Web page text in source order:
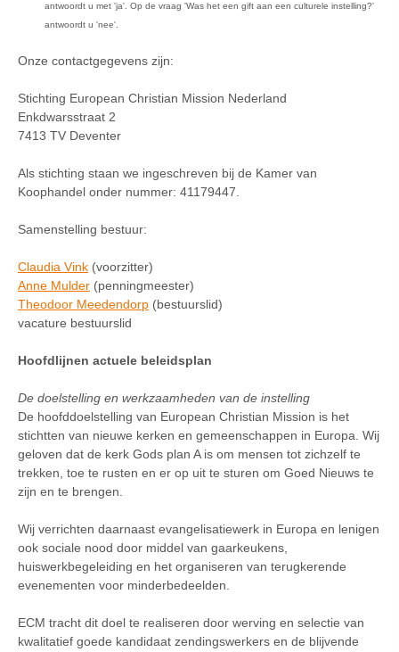
antwoordt u met 'ja'. Op de vraag 'Was het een gift aan een culturele instelling?'
antwoordt u 'nee'.
Onze contactgegevens zijn:
Stichting European Christian Mission Nederland
Enkdwarsstraat 2
7413 TV Deventer
Als stichting staan we ingeschreven bij de Kamer van
Koophandel onder nummer: 41179447.
Samenstelling bestuur:
Claudia Vink (voorzitter)
Anne Mulder (penningmeester)
Theodoor Meedendorp (bestuurslid)
vacature bestuurslid
Hoofdlijnen actuele beleidsplan
De doelstelling en werkzaamheden van de instelling
De hoofddoelstelling van European Christian Mission is het
stichtten van nieuwe kerken en gemeenschappen in Europa. Wij
geloven dat de kerk Gods plan A is om mensen tot zichzelf te
trekken, toe te rusten en er op uit te sturen om Goed Nieuws te
zijn en te brengen.
Wij verrichten daarnaast evangelisatiewerk in Europa en lenigen
ook sociale nood door middel van gaarkeukens,
huiswerkbegeleiding en het organiseren van terugkerende
evenementen voor minderbedeelden.
ECM tracht dit doel te realiseren door werving en selectie van
kwalitatief goede kandidaat zendingswerkers en de blijvende